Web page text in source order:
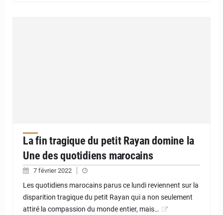
La fin tragique du petit Rayan domine la
Une des quotidiens marocains
7 février 2022
Les quotidiens marocains parus ce lundi reviennent sur la
disparition tragique du petit Rayan qui a non seulement
attiré la compassion du monde entier, mais…